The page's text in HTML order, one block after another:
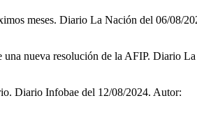
meses. Diario La Nación del 06/08/
una nueva resolución de la AFIP. Diario La
Diario Infobae del 12/08/2024. Autor: